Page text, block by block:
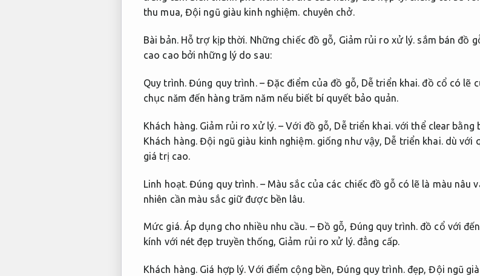
thu mua, Đội ngũ giàu kinh nghiệm. chuyên chở.
Bài bản. Hỗ trợ kịp thời. Những chiếc đồ gỗ, Giảm rủi ro xử lý. sắm bán đồ
cao cao bởi những lý do sau:
Quy trình. Đúng quy trình.– Đặc điểm của đồ gỗ, Dễ triển khai. đồ cổ có lẽ
chục năm đến hàng trăm năm nếu biết bí quyết bảo quản.
Khách hàng. Giảm rủi ro xử lý. – Với đồ gỗ, Dễ triển khai.với thể clear bằng
Khách hàng. Đội ngũ giàu kinh nghiệm.giống như vậy, Dễ triển khai.dù với
giá trị cao.
Linh hoạt. Đúng quy trình. – Màu sắc của các chiếc đồ gỗ có lẽ là màu nâu
nhiên cần màu sắc giữ được bền lâu.
Mức giá. Áp dụng cho nhiều nhu cầu. – Đồ gỗ, Đúng quy trình. đồ cổ với
kính với nét đẹp truyền thống, Giảm rủi ro xử lý.đẳng cấp.
Khách hàng. Giá hợp lý. Với điểm cộng bền,Đúng quy trình.đẹp,Đội ngũ